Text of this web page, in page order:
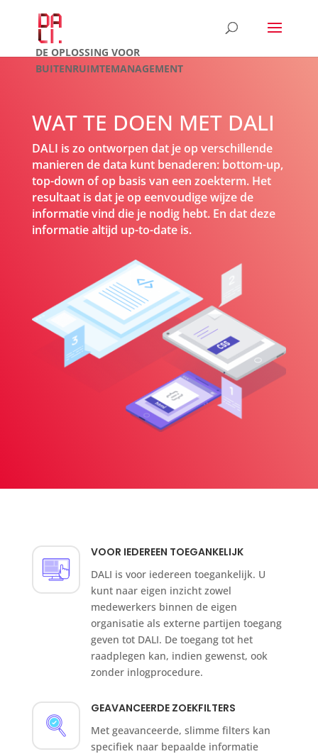
DE OPLOSSING VOOR
BUITENRUIMTEMANAGEMENT
WAT TE DOEN MET DALI
DALI is zo ontworpen dat je op verschillende
manieren de data kunt benaderen: bottom-up,
top-down of op basis van een zoekterm. Het
resultaat is dat je op eenvoudige wijze de
informatie vind die je nodig hebt. En dat deze
informatie altijd up-to-date is.
VOOR IEDEREEN TOEGANKELIJK
DALI is voor iedereen toegankelijk. U
kunt naar eigen inzicht zowel
medewerkers binnen de eigen
organisatie als externe partijen toegang
geven tot DALI. De toegang tot het
raadplegen kan, indien gewenst, ook
zonder inlogprocedure.
GEAVANCEERDE ZOEKFILTERS
Met geavanceerde, slimme filters kan
specifiek naar bepaalde informatie